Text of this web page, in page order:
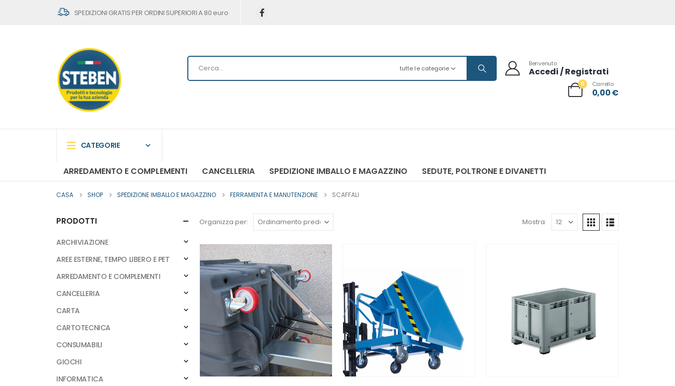
SPEDIZIONI GRATIS PER ORDINI SUPERIORI A 80 euro
tutte le categorie
Benvenuto
Accedi / Registrati
0 Carrello
0,00€
CATEGORIE
ARREDAMENTO E COMPLEMENTI CANCELLERIA SPEDIZIONE IMBALLO E MAGAZZINO SEDUTE, POLTRONE E DIVANETTI
CASA SHOP SPEDIZIONE IMBALLO E MAGAZZINO FERRAMENTA E MANUTENZIONE SCAFFALI
Organizza per: Mostra:
PRODOTTI
ARCHIVIAZIONE
AREE ESTERNE, TEMPO LIBERO E PET
ARREDAMENTO E COMPLEMENTI
CANCELLERIA
CARTA
CARTOTECNICA
CONSUMABILI
GIOCHI
INFORMATICA